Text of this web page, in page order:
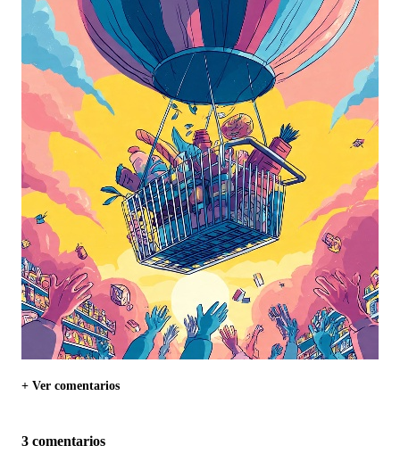
+ Ver comentarios
3 comentarios